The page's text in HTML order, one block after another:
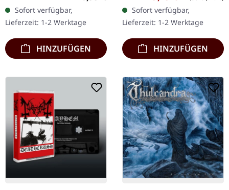
Darkthrone "Goatlord"
auf die Welt losließen,
lieferten sie…
Sofort verfügbar,
Lieferzeit: 1-2 Werktage
HINZUFÜGEN
limitiert auf 300
Exemplare. Drown liefert
mit "Unsleep" eine
absolut…
Sofort verfügbar,
Lieferzeit: 1-2 Werktage
HINZUFÜGEN